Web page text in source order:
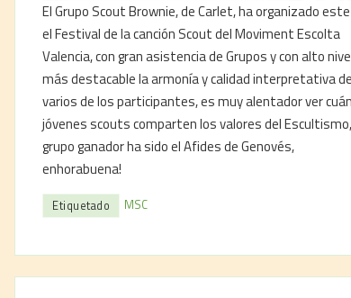
El Grupo Scout Brownie, de Carlet, ha organizado
el Festival de la canción Scout del Moviment Escolta
Valencia, con gran asistencia de Grupos y con alto
más destacable la armonía y calidad interpretativa
varios de los participantes, es muy alentador ver
jóvenes scouts comparten los valores del
grupo ganador ha sido el Afides de Genovés,
enhorabuena!
Etiquetado MSC